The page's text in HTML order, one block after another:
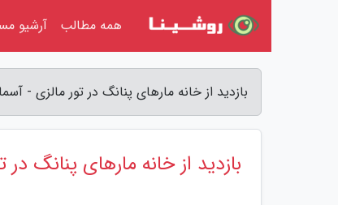
بازدید از خانه مارهای پنانگ در تور مالزی -
بازدید از خانه مارهای پنانگ در
همه مطالب آرشیو